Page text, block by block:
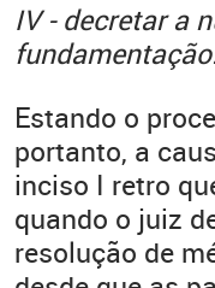
IV - decretar a
Estando o
portanto, a
inciso I retro
quando o juiz
resolução de